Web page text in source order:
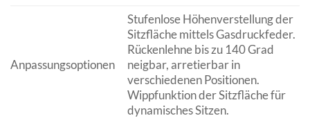
Anpassungsoptionen
Stufenlose Höhenverstellung der
Sitzfläche mittels Gasdruckfeder.
Rückenlehne bis zu 140 Grad
neigbar, arretierbar in
verschiedenen Positionen.
Wippfunktion der Sitzfläche für
dynamisches Sitzen.